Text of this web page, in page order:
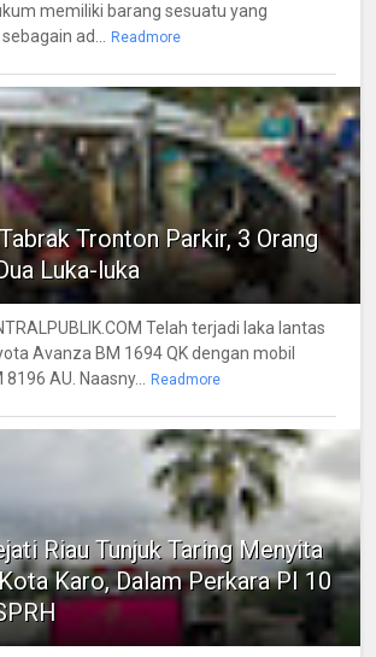
memiliki barang sesuatu yang
ad...
Readmore
Tronton Parkir, 3 Orang
Luka-luka
Telah terjadi laka lantas
Avanza BM 1694 QK dengan mobil
AU. Naasny...
Readmore
Riau Tunjuk Taring Menyita
Karo, Dalam Perkara PI 10